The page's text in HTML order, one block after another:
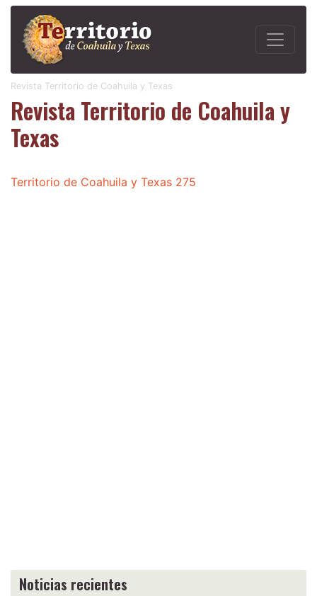
Revista Territorio de Coahuila y Texas
Revista Territorio de Coahuila y
Texas
Territorio de Coahuila y Texas 275
Noticias recientes